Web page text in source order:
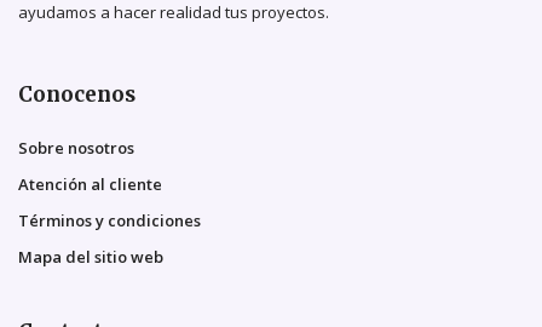
ayudamos a hacer realidad tus proyectos.
Conocenos
Sobre nosotros
Atención al cliente
Términos y condiciones
Mapa del sitio web